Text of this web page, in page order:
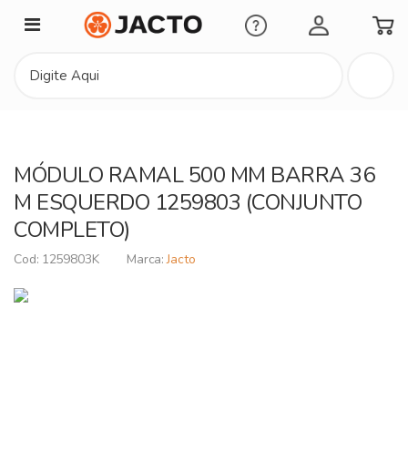
Minha Conta
MÓDULO RAMAL 500 MM BARRA 36
M ESQUERDO 1259803 (CONJUNTO
COMPLETO)
1259803K Jacto